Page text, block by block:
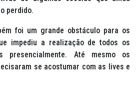
perdido.
foi um grande obstáculo para os
impediu a realização de todos os
presencialmente. Até mesmo os
se acostumar com as lives e